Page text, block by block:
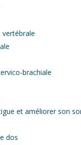
vertébrale
brachiale
et améliorer son
dos